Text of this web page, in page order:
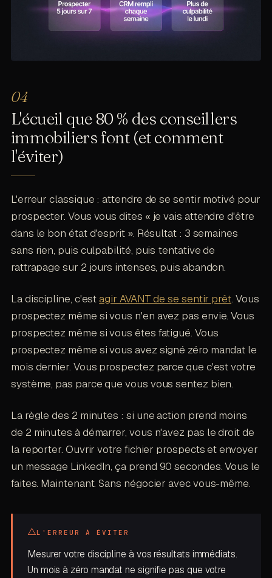
L'écueil que 80 % des conseillers
immobiliers font (et comment
l'éviter)
L'erreur classique : attendre de se sentir motivé pour
prospecter. Vous vous dites « je vais attendre d'être
dans le bon état d'esprit ». Résultat : 3 semaines
sans rien, puis culpabilité, puis tentative de
rattrapage sur 2 jours intenses, puis abandon.
La discipline, c'est agir AVANT de se sentir prêt. Vous
prospectez même si vous n'en avez pas envie. Vous
prospectez même si vous êtes fatigué. Vous
prospectez même si vous avez signé zéro mandat le
mois dernier. Vous prospectez parce que c'est votre
système, pas parce que vous vous sentez bien.
La règle des 2 minutes : si une action prend moins
de 2 minutes à démarrer, vous n'avez pas le droit de
la reporter. Ouvrir votre fichier prospects et envoyer
un message LinkedIn, ça prend 90 secondes. Vous le
faites. Maintenant. Sans négocier avec vous-même.
△L'ERREUR À ÉVITER
Mesurer votre discipline à vos résultats immédiats.
Un mois à zéro mandat ne signifie pas que votre